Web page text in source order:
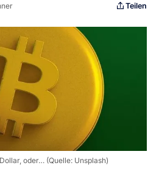
Teilen
oder… (Quelle: Unsplash)